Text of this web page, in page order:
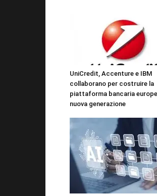
UniCredit, Accenture e IBM
collaborano per costruire la
piattaforma bancaria
nuova generazione